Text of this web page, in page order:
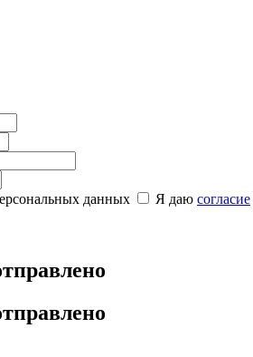
данных Я даю согласие